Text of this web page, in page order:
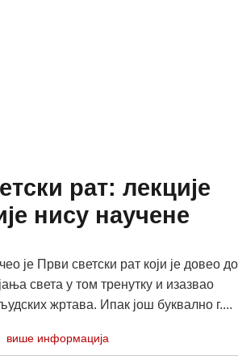
рат: лекције
нису научене
је Први светски рат који је довео до
света у том тренутку и изазвао
жртава. Ипак још буквално г....
више информација